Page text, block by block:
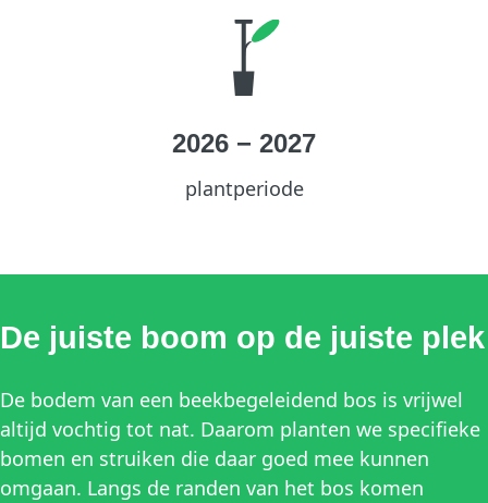
2026 − 2027
plantperiode
De juiste boom op de juiste plek
De bodem van een beekbegeleidend bos is vrijwel
altijd vochtig tot nat. Daarom planten we specifieke
bomen en struiken die daar goed mee kunnen
omgaan. Langs de randen van het bos komen